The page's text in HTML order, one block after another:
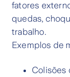
fatores
quedas,
trabalho.
Exemplos de
Colisões